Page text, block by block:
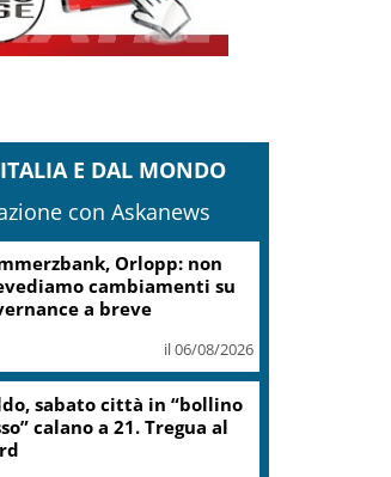
E DAL MONDO
con Askanews
Orlopp: non
cambiamenti su
a breve
il 06/08/2026
sabato città in “bollino
calano a 21. Tregua al